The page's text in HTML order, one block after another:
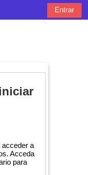
Entrar
acceder a
Acceda
para